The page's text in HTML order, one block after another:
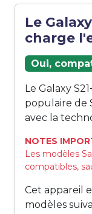
Le
charge
Oui,
Le Galaxy
populaire de
avec la
NOTES
Les modèles
compatibles,
Cet appareil
modèles